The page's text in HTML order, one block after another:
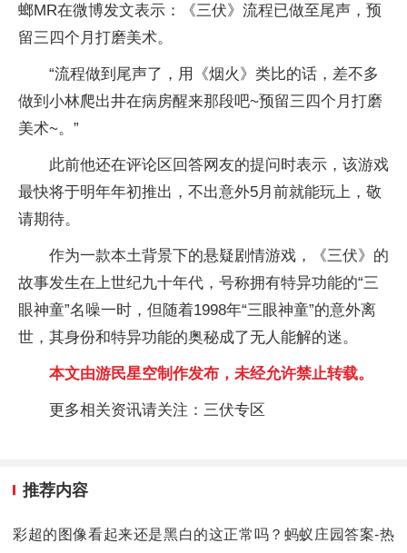
螂MR在微博发文表示：《三伏》流程已做至尾声，预
留三四个月打磨美术。
“流程做到尾声了，用《烟火》类比的话，差不多
做到小林爬出井在病房醒来那段吧~预留三四个月打磨
美术~。”
此前他还在评论区回答网友的提问时表示，该游戏
最快将于明年年初推出，不出意外5月前就能玩上，敬
请期待。
作为一款本土背景下的悬疑剧情游戏，《三伏》的
故事发生在上世纪九十年代，号称拥有特异功能的“三
眼神童”名噪一时，但随着1998年“三眼神童”的意外离
世，其身份和特异功能的奥秘成了无人能解的迷。
本文由游民星空制作发布，未经允许禁止转载。
更多相关资讯请关注：三伏专区
推荐内容
彩超的图像看起来还是黑白的这正常吗？蚂蚁庄园答案-热